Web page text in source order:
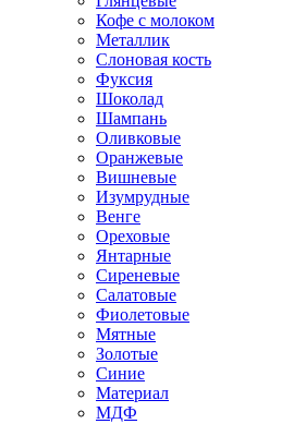
Кофе с молоком
Металлик
Слоновая кость
Фуксия
Шоколад
Шампань
Оливковые
Оранжевые
Вишневые
Изумрудные
Венге
Ореховые
Янтарные
Сиреневые
Салатовые
Фиолетовые
Мятные
Золотые
Синие
Материал
МДФ